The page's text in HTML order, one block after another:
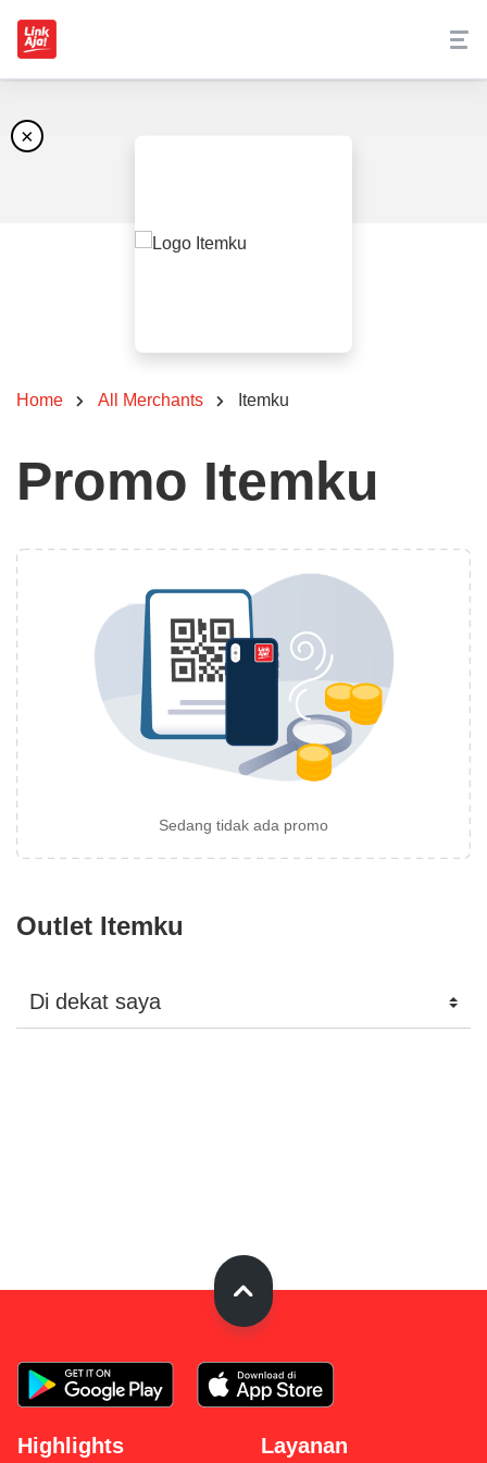
Home All Merchants Itemku
Promo Itemku
Sedang tidak ada promo
Outlet Itemku
Highlights Layanan
×